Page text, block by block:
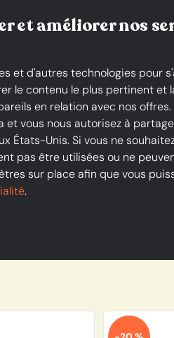
et améliorer nos
et d'autres technologies
le contenu le plus pertinent
en relation avec nos offres.
et vous nous autorisez à
États-Unis. Si vous ne
pas être utilisées ou ne
sur place afin que vous
.
& Nu-pieds